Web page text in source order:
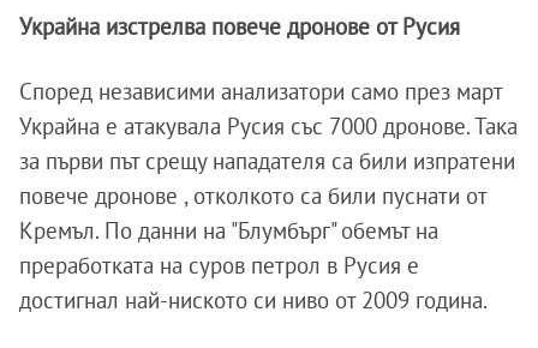
Украйна изстрелва повече дронове от Русия
Според независими анализатори само през март
Украйна е атакувала Русия със 7000 дронове. Така
за първи път срещу нападателя са били изпратени
повече дронове , отколкото са били пуснати от
Кремъл. По данни на "Блумбърг" обемът на
преработката на суров петрол в Русия е
достигнал най-ниското си ниво от 2009 година.